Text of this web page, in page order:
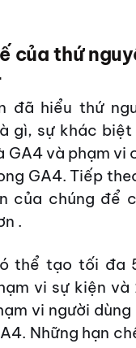
của thứ
đã hiểu thứ
gì, sự khác biệt
GA4 và phạm vi
GA4. Tiếp
của chúng để
.
thể tạo tối đa
vi sự kiện và
vi người
Những hạn